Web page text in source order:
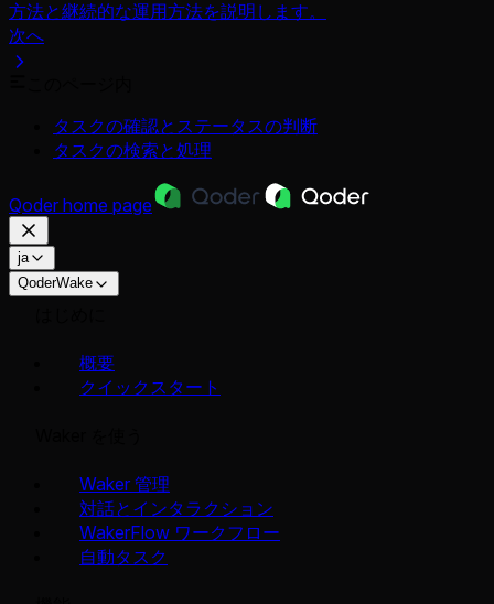
方法と継続的な運用方法を説明します。
次へ
タスクの確認とステータスの判断
タスクの検索と処理
Qoder home page
ja
QoderWake
概要
クイックスタート
Waker 管理
対話とインタラクション
WakerFlow ワークフロー
自動タスク